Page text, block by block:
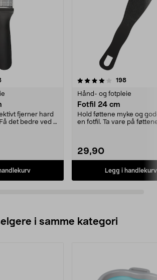
anmeldelser
fjerner hard
det bedre ved å
198
Hånd- og fotpleie
Fotfil 24 cm
Hold føttene myke og
en fotfil. Ta vare på
29,90
Legg i handlekurv
4.0av 5 stjerner
i samme kategori